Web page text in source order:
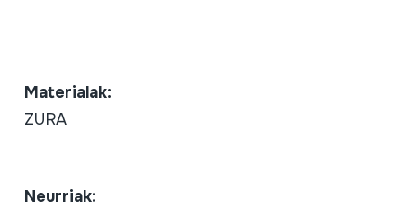
Materialak:
ZURA
Neurriak: